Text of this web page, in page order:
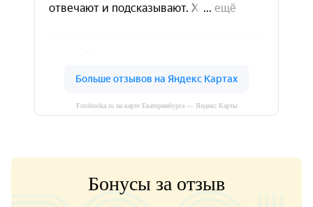
Fotobooka.ru на карте Екатеринбурга — Яндекс Карты
Бонусы за отзыв